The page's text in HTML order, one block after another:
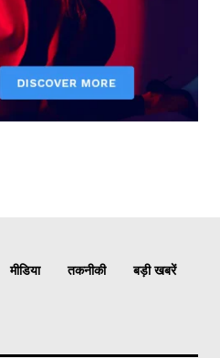
मीडिया तकनीकी बड़ी खबरें